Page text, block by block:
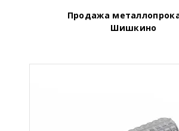
Продажа
Шишкино